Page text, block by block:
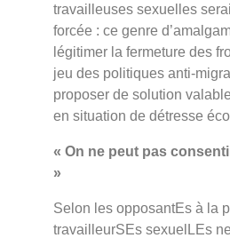
travailleuses sexuelles
forcée : ce genre
légitimer la fermeture des
jeu des politiques anti-
proposer de solution
en situation de détresse
« On ne peut pas
»
Selon les opposantEs à la
travailleurSEs sexuelLEs